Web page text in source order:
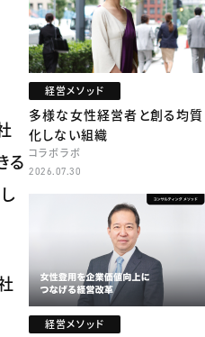
る
経営メソッド
多様な女性経営者と創る均質
化しない組織
コラボラボ
2026.07.30
経営メソッド